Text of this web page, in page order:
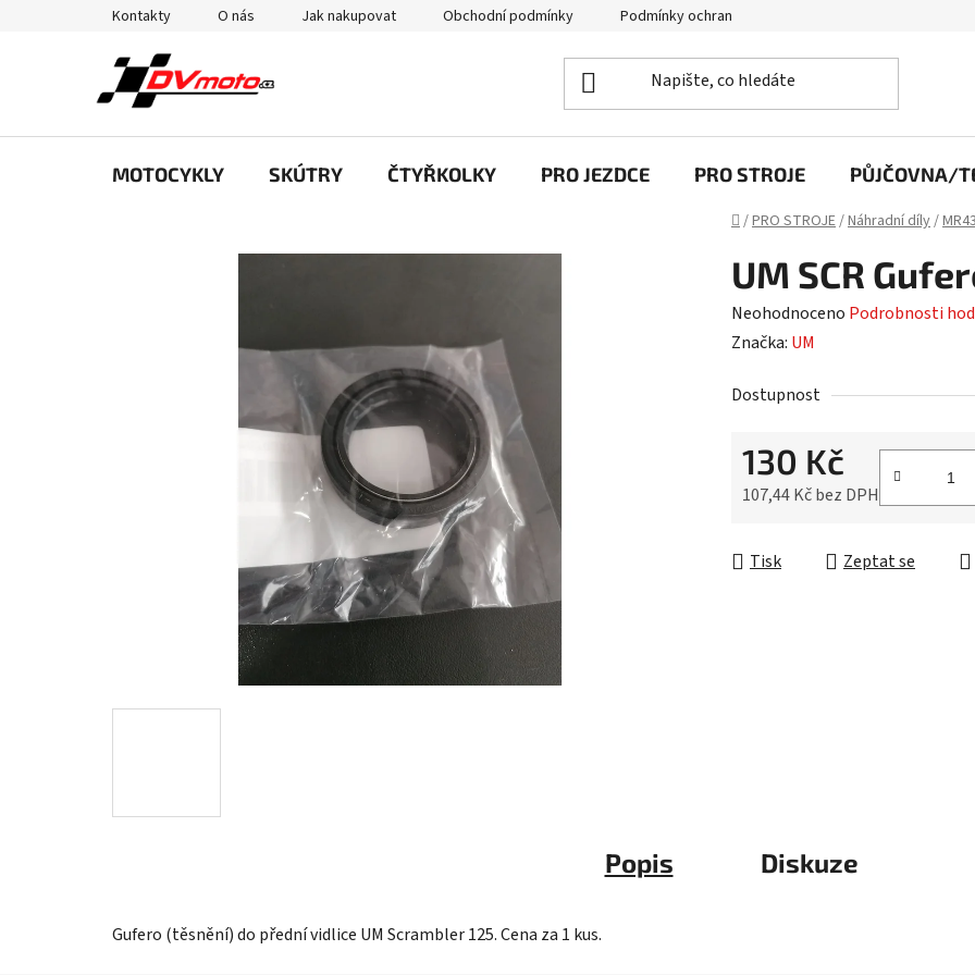
Kontakty O nás Jak nakupovat Obchodní podmínky Podmínky ochrany osobních údajů
MOTOCYKLY SKÚTRY ČTYŘKOLKY PRO JEZDCE PRO STROJE PŮJČOVNA/
Domů
/PRO STROJE/Náhradní díly/
UM SCR
Průměrné
hodnocení
je
Neohodnoceno Podrobnosti
Značka: UM
Dostupnost
130 Kč
107,44 Kč bez DPH
Tisk Zeptat se
Popis Diskuze
Gufero (těsnění) do přední vidlice UM Scrambler 125. Cena za 1 kus.